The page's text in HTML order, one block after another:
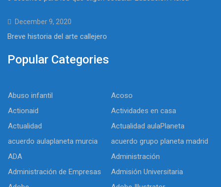
December 9, 2020
Breve historia del arte callejero
Popular Categories
Abuso infantil
Acoso
Actionaid
Actividades en casa
Actualidad
Actualidad aulaPlaneta
acuerdo aulaplaneta murcia
acuerdo grupo planeta madrid
ADA
Administración
Administración de Empresas
Admisión Universitaria